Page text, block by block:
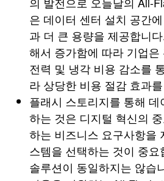
은 데이터 센터 설치 공간
과 더 큰 용량을 제공합니
해서 증가함에 따라 기업
전력 및 냉각 비용 감소를
라 상당한 비용 절감 효과
플래시 스토리지를 통해
하는 것은 디지털 혁신의
하는 비즈니스 요구사항을
스템을 선택하는 것이 중
솔루션이 동일하지는 않습